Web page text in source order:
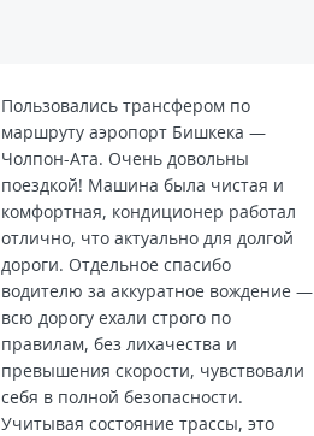
Пользовались трансфером по
маршруту аэропорт Бишкека —
Чолпон-Ата. Очень довольны
поездкой! Машина была чистая и
комфортная, кондиционер работал
отлично, что актуально для долгой
дороги. Отдельное спасибо
водителю за аккуратное вождение —
всю дорогу ехали строго по
правилам, без лихачества и
превышения скорости, чувствовали
себя в полной безопасности.
Учитывая состояние трассы, это